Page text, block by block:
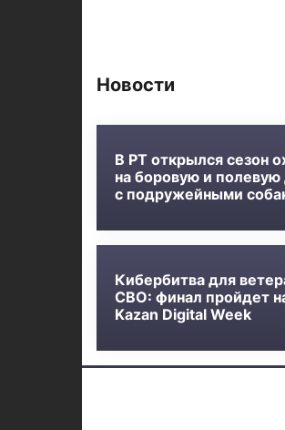
Новости
В РТ открылся сезон
на боровую и полевую
с подружейными
Кибербитва для
СВО: финал пройдет
Kazan Digital Week